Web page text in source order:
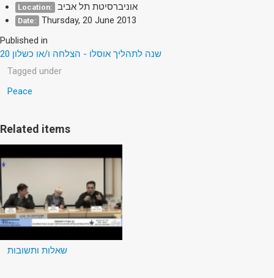
Location: אוניברסיטת תל אביב
Date: Thursday, 20 June 2013
Published in
20 שנה לתהליך אוסלו - הצלחה ו/או כשלון
Tagged under
Peace
Related items
שאלות ותשובות